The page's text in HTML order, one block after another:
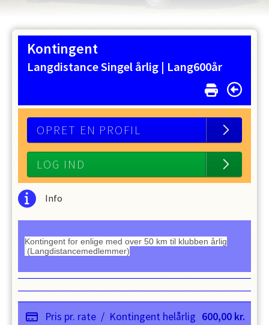
Kontingent
Langdistance Singel årlig | Lang600år
OPRET EN PROFIL
LOG IND
Info
Kontingent for enlige med over 50 km til klubben årlig
(Langdistancemedlemmer)
Pris pr. rate/ Kontingent helårlig 600,00 kr.